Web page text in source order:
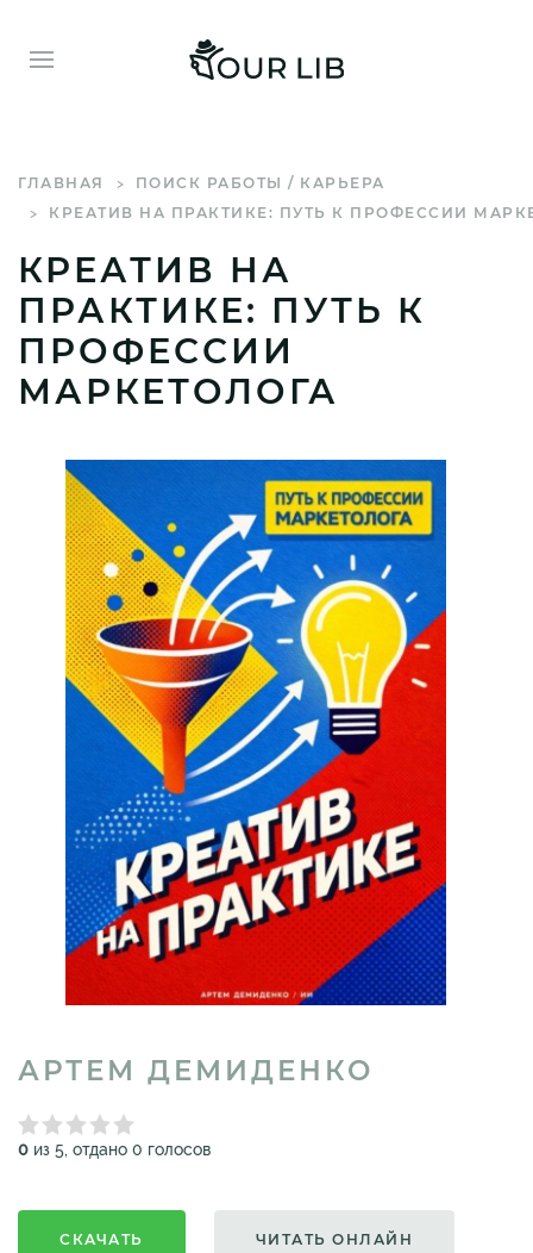
ГЛАВНАЯ
ПОИСК РАБОТЫ / КАРЬЕРА
КРЕАТИВ НА ПРАКТИКЕ: ПУТЬ К ПРОФЕССИИ
КРЕАТИВ НА
ПРАКТИКЕ: ПУТЬ К
ПРОФЕССИИ
МАРКЕТОЛОГА
АРТЕМ ДЕМИДЕНКО
0 из 5, отдано 0 голосов
СКАЧАТЬ ЧИТАТЬ ОНЛАЙН